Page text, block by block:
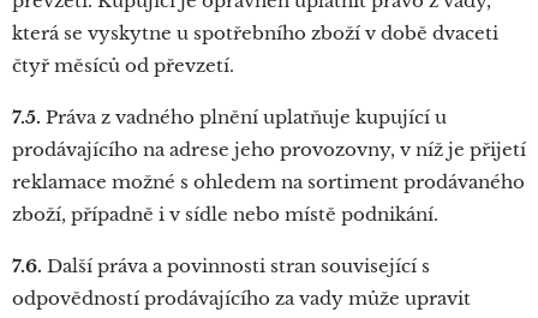
která se vyskytne u spotřebního zboží v době dvaceti
čtyř měsíců od převzetí.
7.5. Práva z vadného plnění uplatňuje kupující u
prodávajícího na adrese jeho provozovny, v níž je přijetí
reklamace možné s ohledem na sortiment prodávaného
zboží, případně i v sídle nebo místě podnikání.
7.6. Další práva a povinnosti stran související s
odpovědností prodávajícího za vady může upravit